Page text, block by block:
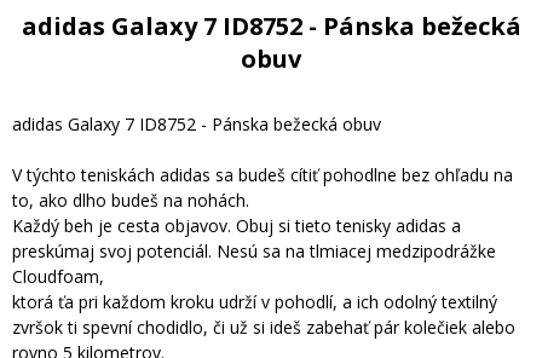
adidas Galaxy 7 ID8752 - Pánska bežecká
obuv
adidas Galaxy 7 ID8752 - Pánska bežecká obuv
V týchto teniskách adidas sa budeš cítiť pohodlne bez ohľadu na
to, ako dlho budeš na nohách.
Každý beh je cesta objavov. Obuj si tieto tenisky adidas a
preskúmaj svoj potenciál. Nesú sa na tlmiacej medzipodrážke
Cloudfoam,
ktorá ťa pri každom kroku udrží v pohodlí, a ich odolný textilný
zvršok ti spevní chodidlo, či už si ideš zabehať pár kolečiek alebo
rovno 5 kilometrov.